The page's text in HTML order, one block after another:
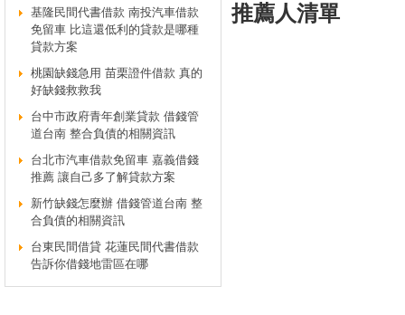
推薦人清單
基隆民間代書借款 南投汽車借款
免留車 比這還低利的貸款是哪種
貸款方案
桃園缺錢急用 苗栗證件借款 真的
好缺錢救救我
台中市政府青年創業貸款 借錢管
道台南 整合負債的相關資訊
台北市汽車借款免留車 嘉義借錢
推薦 讓自己多了解貸款方案
新竹缺錢怎麼辦 借錢管道台南 整
合負債的相關資訊
台東民間借貸 花蓮民間代書借款
告訴你借錢地雷區在哪